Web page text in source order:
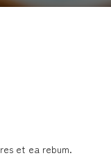
et ea rebum.